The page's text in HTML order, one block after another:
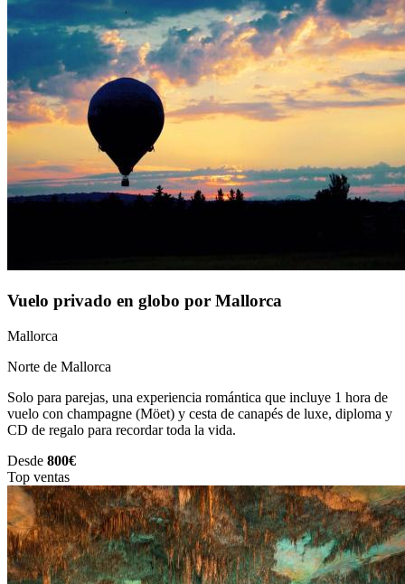
Vuelo privado en globo por Mallorca
Mallorca
Norte de Mallorca
Solo para parejas, una experiencia romántica que incluye 1 hora de
vuelo con champagne (Möet) y cesta de canapés de luxe, diploma y
CD de regalo para recordar toda la vida.
Desde 800€
Top ventas